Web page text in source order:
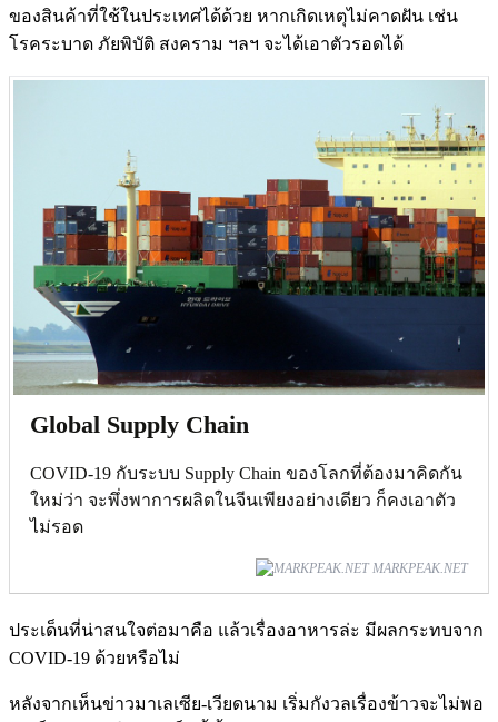
ของสินค้าที่ใช้ในประเทศได้ด้วย หากเกิดเหตุไม่คาดฝัน เช่น
โรคระบาด ภัยพิบัติ สงคราม ฯลฯ จะได้เอาตัวรอดได้
Global Supply Chain
COVID-19 กับระบบ Supply Chain ของโลกที่ต้องมาคิดกัน
ใหม่ว่า จะพึ่งพาการผลิตในจีนเพียงอย่างเดียว ก็คงเอาตัว
ไม่รอด
MARKPEAK.NET
ประเด็นที่น่าสนใจต่อมาคือ แล้วเรื่องอาหารล่ะ มีผลกระทบจาก
COVID-19 ด้วยหรือไม่
หลังจากเห็นข่าวมาเลเซีย-เวียดนาม เริ่มกังวลเรื่องข้าวจะไม่พอ